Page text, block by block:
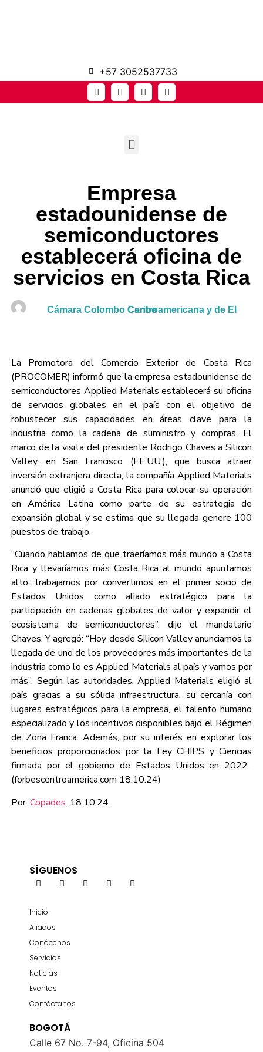
+57 3052537733
Empresa
estadounidense de
semiconductores
establecerá oficina de
servicios en Costa Rica
Cámara Colombo Centroamericana y de El Caribe
La Promotora del Comercio Exterior de Costa Rica
(PROCOMER) informó que la empresa estadounidense de
semiconductores Applied Materials establecerá su oficina
de servicios globales en el país con el objetivo de
robustecer sus capacidades en áreas clave para la
industria como la cadena de suministro y compras. El
marco de la visita del presidente Rodrigo Chaves a Silicon
Valley, en San Francisco (EE.UU.), que busca atraer
inversión extranjera directa, la compañía Applied Materials
anunció que eligió a Costa Rica para colocar su operación
en América Latina como parte de su estrategia de
expansión global y se estima que su llegada genere 100
puestos de trabajo.
“Cuando hablamos de que traeríamos más mundo a Costa
Rica y llevaríamos más Costa Rica al mundo apuntamos
alto; trabajamos por convertirnos en el primer socio de
Estados Unidos como aliado estratégico para la
participación en cadenas globales de valor y expandir el
ecosistema de semiconductores”, dijo el mandatario
Chaves. Y agregó: “Hoy desde Silicon Valley anunciamos la
llegada de uno de los proveedores más importantes de la
industria como lo es Applied Materials al país y vamos por
más”. Según las autoridades, Applied Materials eligió al
país gracias a su sólida infraestructura, su cercanía con
lugares estratégicos para la empresa, el talento humano
especializado y los incentivos disponibles bajo el Régimen
de Zona Franca. Además, por su interés en explorar los
beneficios proporcionados por la Ley CHIPS y Ciencias
firmada por el gobierno de Estados Unidos en 2022.
(forbescentroamerica.com 18.10.24)
Por: Copades. 18.10.24.
SÍGUENOS
Inicio
Aliados
Conócenos
Servicios
Noticias
Eventos
Contáctanos
BOGOTÁ
Calle 67 No. 7-94, Oficina 504